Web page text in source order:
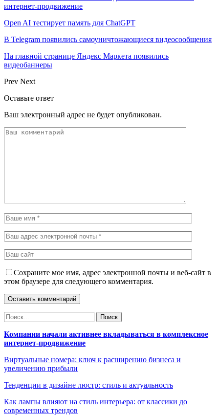
интернет-продвижение
Open AI тестирует память для ChatGPT
В Telegram появились самоуничтожающиеся видеосообщения
На главной странице Яндекс Маркета появились
видеобаннеры
Prev Next
Оставьте ответ
Ваш электронный адрес не будет опубликован.
Сохраните мое имя, адрес электронной почты и веб-сайт в
этом браузере для следующего комментария.
Компании начали активнее вкладываться в комплексное
интернет-продвижение
Виртуальные номера: ключ к расширению бизнеса и
увеличению прибыли
Тенденции в дизайне люстр: стиль и актуальность
Как лампы влияют на стиль интерьера: от классики до
современных трендов